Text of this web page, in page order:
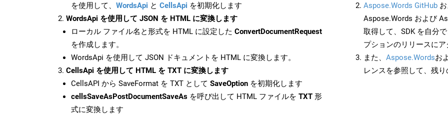
を使用して、 WordsApi と CellsApi を初期化します
WordsApi を使用して JSON を HTML に変換します
ローカル ファイル名と形式を HTML に設定した ConvertDocumentRequest
を作成します。
WordsApi を使用して JSON ドキュメントを HTML に変換します。
CellsApi を使用して HTML を TXT に変換します
CellsAPI から SaveFormat を TXT として SaveOption を初期化します
cellsSaveAsPostDocumentSaveAs を呼び出して HTML ファイルを TXT 形
式に変換します
Aspose.Words GitHub
Aspose.Words および
取得して、SDK を自分
プションのリリースにア
また、 Aspose.Wordsお
レンスを参照して、残